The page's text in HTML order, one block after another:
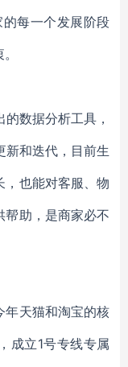
的每一个发展阶段
的数据分析工具，
新和迭代，目前生
，也能对客服、物
帮助，是商家必不
年天猫和淘宝的核
成立1号专线专属